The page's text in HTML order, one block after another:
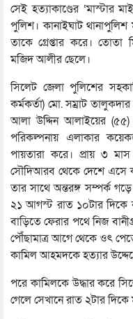
সেই হত্যাকাণ্ডের ‘মাস্টার
পুলিশ। কানাইঘাট থানাপুলিশ
তাকে গ্রেপ্তার করে। তোতা
মজিদ আলীর ছেলে।
সিলেট জেলা পুলিশের
কর্মকর্তা) মো. সম্রাট
আলা উদ্দিন আলাইয়ের (৫৫)
পরিকল্পনায় এলাকার
পায়তারা করে। প্রায় ৩
সৌদিআরব থেকে দেশে এসে
তার সাথে অন্তরঙ্গ সম্পর্ক
২১ আগস্ট রাত ১০টার দিকে
বাড়িতে ফেরার পথে নিজ
পৌঁছামাত্র আগে থেকে ওৎ
কামিল আহমদকে হত্যার
পরে কামিলকে উদ্ধার করে
গেলে সেখানে রাত ২টার দিকে